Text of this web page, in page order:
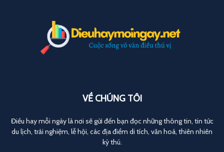
VỀ CHÚNG TÔI
Điều hay mỗi ngày là nơi sẽ gửi đến bạn đọc những thông tin, tin tức
du lịch, trải nghiệm, lễ hội, các địa điểm di tích, văn hoá, thiên nhiên
kỳ thú.